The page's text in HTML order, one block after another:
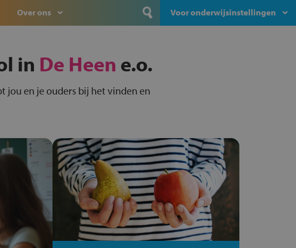
Over ons Voor onderwijsinstellingen
in De Heen e.o.
jou en je ouders bij het vinden en